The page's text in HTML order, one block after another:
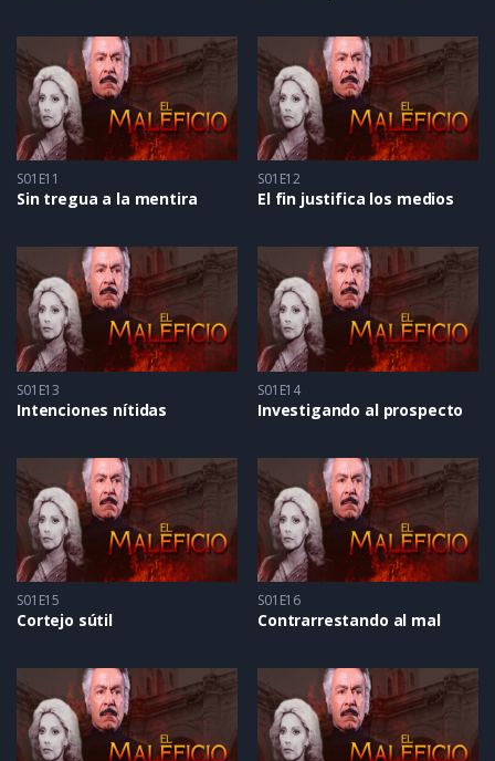
S01E11
Sin tregua a la mentira
S01E12
El fin justifica los medios
S01E13
Intenciones nítidas
S01E14
Investigando al prospecto
S01E15
Cortejo sútil
S01E16
Contrarrestando al mal